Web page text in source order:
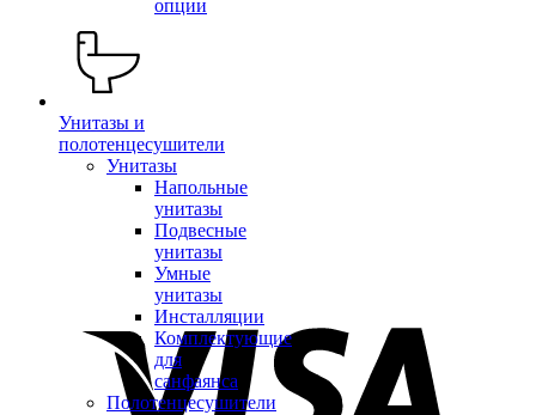
опции
Унитазы и
полотенцесушители
Унитазы
Напольные
унитазы
Подвесные
унитазы
Умные
унитазы
Инсталляции
Комплектующие
для
санфаянса
Полотенцесушители